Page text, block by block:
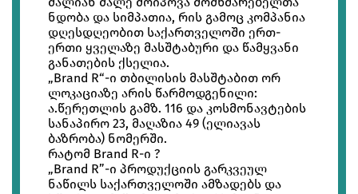
ნდობა და სიმპათია, რის გამოც კომპანია
დღესდღეობით საქართველოში ერთ-
ერთი ყველაზე მასშტაბური და წამყვანი
განათების ქსელია.
„Brand R“-ი თბილისის მასშტაბით ორ
ლოკაციაზე არის წარმოდგენილი:
ა.წერეთლის გამზ. 116 და კოსმონავტების
სანაპირო 23, მაღაზია 49 (ელიავას
ბაზრობა) ნომერში.
რატომ Brand R-ი ?
„Brand R”-ი პროდუქციის გარკვეულ
ნაწილს საქართველოში ამზადებს და